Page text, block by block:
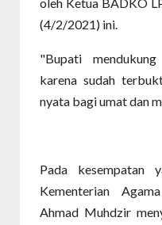
(4/2/2021) ini.
"Bupati
karena sudah
nyata bagi umat dan
Pada kesempatan
Kementerian
Ahmad Muhdzir